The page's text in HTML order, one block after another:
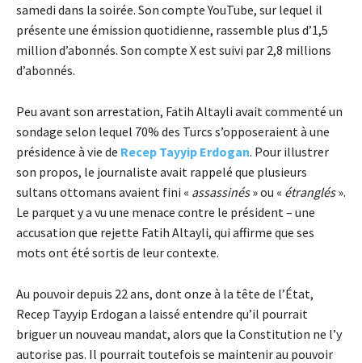
samedi dans la soirée. Son compte YouTube, sur lequel il
présente une émission quotidienne, rassemble plus d’1,5
million d’abonnés. Son compte X est suivi par 2,8 millions
d’abonnés.
Peu avant son arrestation, Fatih Altayli avait commenté un
sondage selon lequel 70% des Turcs s’opposeraient à une
présidence à vie de Recep Tayyip Erdogan. Pour illustrer
son propos, le journaliste avait rappelé que plusieurs
sultans ottomans avaient fini « assassinés» ou « étranglés».
Le parquet y a vu une menace contre le président – une
accusation que rejette Fatih Altayli, qui affirme que ses
mots ont été sortis de leur contexte.
Au pouvoir depuis 22 ans, dont onze à la tête de l’État,
Recep Tayyip Erdogan a laissé entendre qu’il pourrait
briguer un nouveau mandat, alors que la Constitution ne l’y
autorise pas. Il pourrait toutefois se maintenir au pouvoir